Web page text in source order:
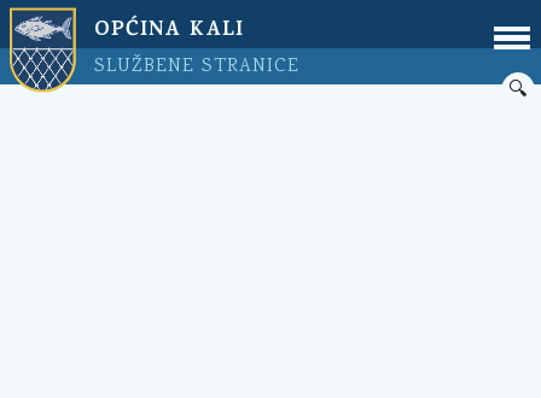
OPĆINA KALI
SLUŽBENE STRANICE
🔍